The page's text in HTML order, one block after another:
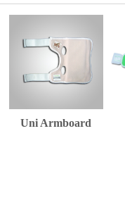
Uni Armboard